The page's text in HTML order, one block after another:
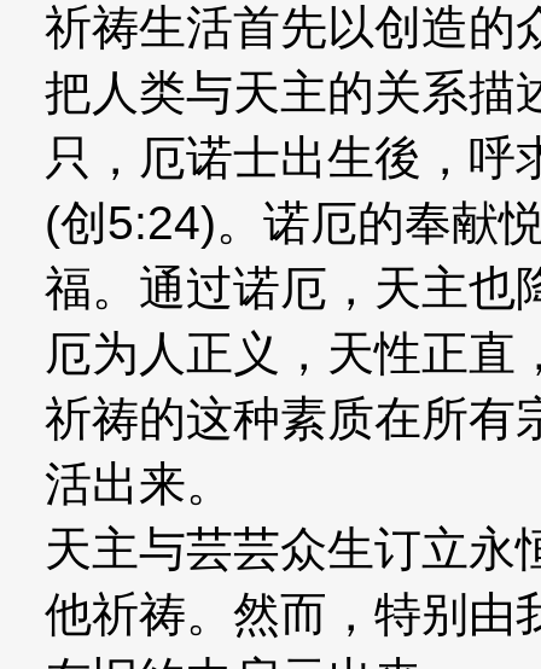
祈祷生活首先以创造的
把人类与天主的关系描
只，厄诺士出生後，呼
(创5:24)。诺厄的奉献
福。通过诺厄，天主也
厄为人正义，天性正直
祈祷的这种素质在所有
活出来。
天主与芸芸众生订立永
他祈祷。然而，特别由